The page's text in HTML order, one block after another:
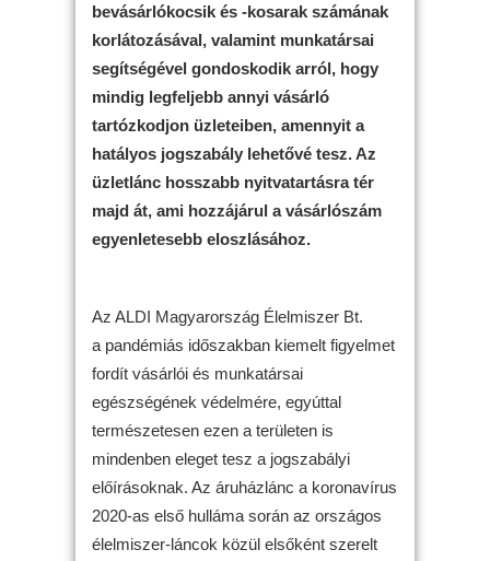
bevásárlókocsik és -kosarak számának
korlátozásával, valamint munkatársai
segítségével gondoskodik arról, hogy
mindig legfeljebb annyi vásárló
tartózkodjon üzleteiben, amennyit a
hatályos jogszabály lehetővé tesz. Az
üzletlánc hosszabb nyitvatartásra tér
majd át, ami hozzájárul a vásárlószám
egyenletesebb eloszlásához.
Az ALDI Magyarország Élelmiszer Bt.
a pandémiás időszakban kiemelt figyelmet
fordít vásárlói és munkatársai
egészségének védelmére, egyúttal
természetesen ezen a területen is
mindenben eleget tesz a jogszabályi
előírásoknak. Az áruházlánc a koronavírus
2020-as első hulláma során az országos
élelmiszer-láncok közül elsőként szerelt